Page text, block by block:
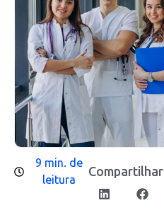
9 min. de
leitura
Compartilhar